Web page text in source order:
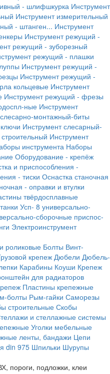
- шлифшкурка Инструмент
Инструмент измерительный
- штанген... Инструмент
Инструмент режущий -
режущий - зуборезный
режущий - плашки
Инструмент режущий -
Инструмент режущий -
кольцевые Инструмент
Инструмент режущий - фрезы
ные Инструмент
монтажный-биты
Инструмент слесарный-
Инструмент
инструмента Наборы
Оборудование - крепёж
и приспособления -
- тиски Оснастка станочная
- оправки и втулки
твёрдосплавные
Усп- 8 универсально-
сборочные приспос-
Электроинструмент
роликовые Болты Винт-
крепеж Дюбели Дюбель-
Карабины Коуши Крепеж
для радиаторов
Пластины крепежные
болты Рым-гайки Саморезы
строительные Скобы
и стеллажные системы
Уголки мебельные
ленты, бандажи Цепи
din 975 Шпильки Шурупы
пороги, подложки, клеи